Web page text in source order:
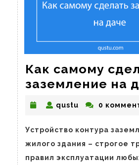
Как самому
заземление на
qustu qustu0
Устройство контура
жилого здания – строгое
правил эксплуатации